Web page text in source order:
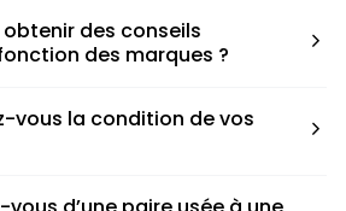
des conseils
des marques ?
appropriée, que ce soit une taille
ou correspondant à votre taille
vous la condition de vos